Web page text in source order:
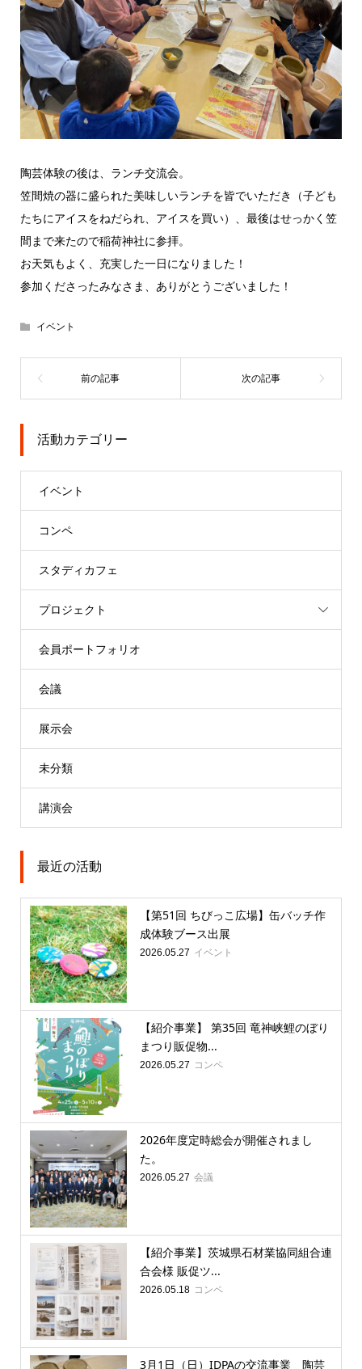
陶芸体験の後は、ランチ交流会。
笠間焼の器に盛られた美味しいランチを皆でいただき（子ども
たちにアイスをねだられ、アイスを買い）、最後はせっかく笠
間まで来たので稲荷神社に参拝。
お天気もよく、充実した一日になりました！
参加くださったみなさま、ありがとうございました！
イベント
活動カテゴリー
イベント
コンペ
スタディカフェ
プロジェクト
会員ポートフォリオ
会議
展示会
未分類
講演会
最近の活動
【第51回 ちびっこ広場】缶バッチ作
成体験ブース出展
2026.05.27 イベント
【紹介事業】 第35回 竜神峡鯉のぼり
まつり販促物...
2026.05.27 コンペ
2026年度定時総会が開催されまし
た。
2026.05.27 会議
【紹介事業】茨城県石材業協同組合連
合会様 販促ツ...
2026.05.18 コンペ
3月1日（日）IDPAの交流事業 陶芸